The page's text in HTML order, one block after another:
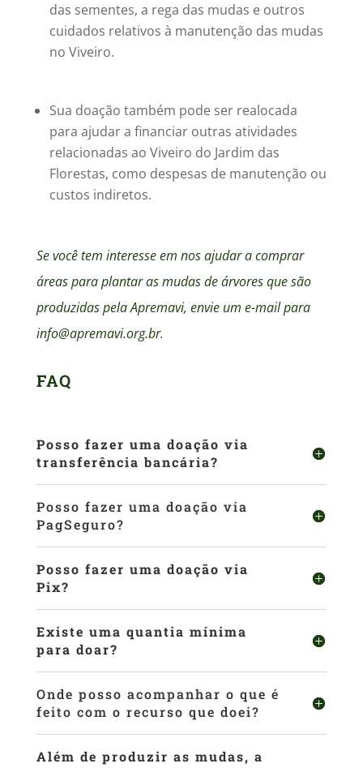
das sementes, a rega das mudas e outros
cuidados relativos à manutenção das mudas
no Viveiro.
Sua doação também pode ser realocada
para ajudar a financiar outras atividades
relacionadas ao Viveiro do Jardim das
Florestas, como despesas de manutenção ou
custos indiretos.
Se você tem interesse em nos ajudar a comprar
áreas para plantar as mudas de árvores que são
produzidas pela Apremavi, envie um e-mail para
info@apremavi.org.br.
FAQ
Posso fazer uma doação via
transferência bancária?
Posso fazer uma doação via
PagSeguro?
Posso fazer uma doação via
Pix?
Existe uma quantia mínima
para doar?
Onde posso acompanhar o que é
feito com o recurso que doei?
Além de produzir as mudas, a